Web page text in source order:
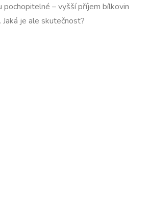
pochopitelné – vyšší příjem bílkovin
je ale skutečnost?